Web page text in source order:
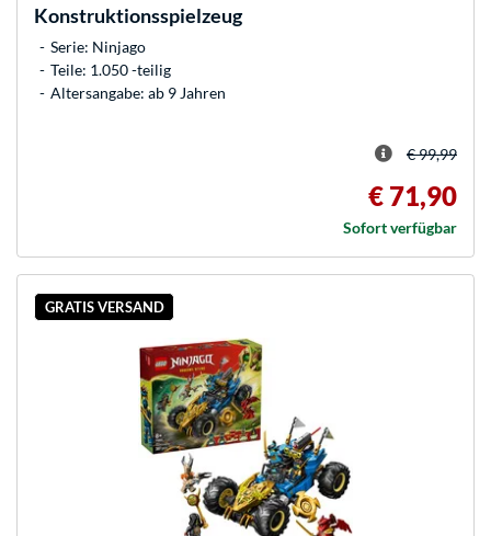
Konstruktionsspielzeug
Serie: Ninjago
Teile: 1.050 -teilig
Altersangabe: ab 9 Jahren
€ 99,99
€ 71,90
Sofort verfügbar
GRATIS VERSAND